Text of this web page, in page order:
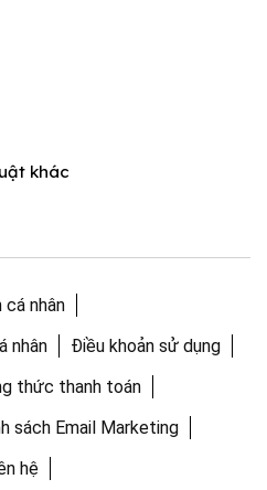
khác
cá nhân
nhân
Điều khoản sử dụng
thức thanh toán
sách Email Marketing
hệ